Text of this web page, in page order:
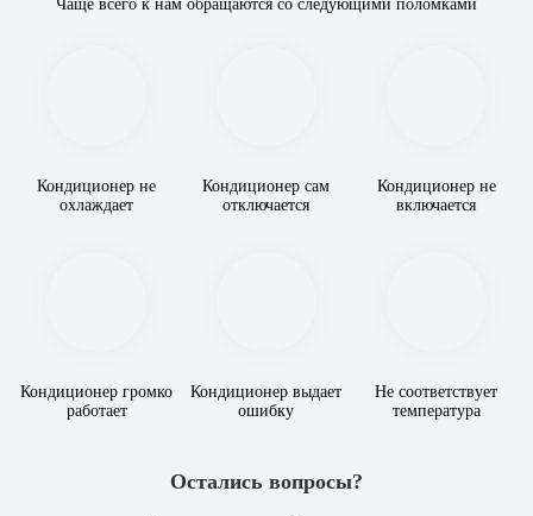
Чаще всего к нам обращаются со следующими поломками
Кондиционер не
охлаждает
Кондиционер сам
отключается
Кондиционер не
включается
Кондиционер громко
работает
Кондиционер выдает
ошибку
Не соответствует
температура
Остались вопросы?